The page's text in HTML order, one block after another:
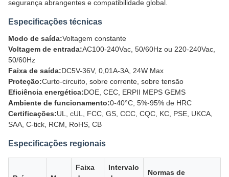
segurança abrangentes e compatibilidade global.
Especificações técnicas
Modo de saída:Voltagem constante
Voltagem de entrada:AC100-240Vac, 50/60Hz ou 220-240Vac,
50/60Hz
Faixa de saída:DC5V-36V, 0,01A-3A, 24W Max
Proteção:Curto-circuito, sobre corrente, sobre tensão
Eficiência energética:DOE, CEC, ERPII MEPS GEMS
Ambiente de funcionamento:0-40°C, 5%-95% de HRC
Certificações:UL, cUL, FCC, GS, CCC, CQC, KC, PSE, UKCA,
SAA, C-tick, RCM, RoHS, CB
Especificações regionais
Faixa
Intervalo
Normas de